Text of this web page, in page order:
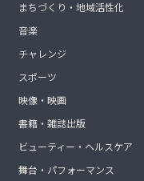
まちづくり・地域活性化
音楽
チャレンジ
スポーツ
映像・映画
書籍・雑誌出版
ビューティー・ヘルスケア
舞台・パフォーマンス